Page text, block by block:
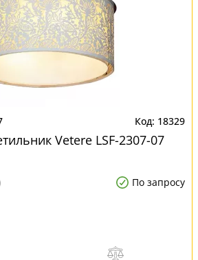
18329
Vetere LSF-2307-07
По запросу